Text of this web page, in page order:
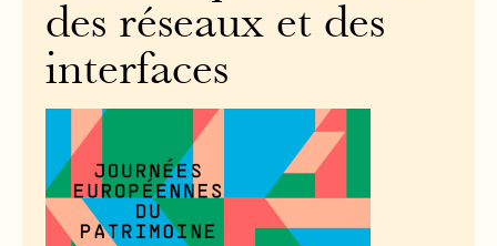
des réseaux et des
interfaces